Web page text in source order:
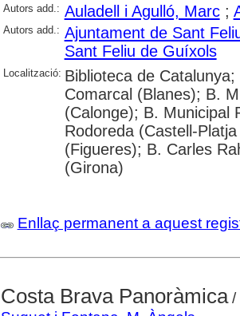
Autors add.: Auladell i Agulló, Marc;
Autors add.: Ajuntament de Sant
Sant Feliu de Guíxols
Localització: Biblioteca de
Comarcal (Blanes); B.
(Calonge); B. Municipal
Rodoreda (Castell-
(Figueres); B. Carles
(Girona)
Enllaç permanent a aquest
Costa Brava Panoràmica/